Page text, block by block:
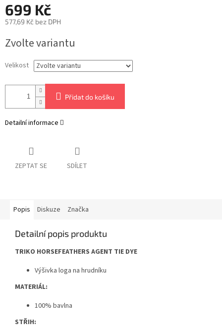
699 Kč
577,69 Kč bez DPH
cena:
Zvolte variantu
Velikost
Přidat do košíku
Detailní informace
ZEPTAT SE SDÍLET
Popis Diskuze Značka
Detailní popis produktu
TRIKO HORSEFEATHERS AGENT TIE DYE
Výšivka loga na hrudníku
MATERIÁL:
100% bavlna
STŘIH: